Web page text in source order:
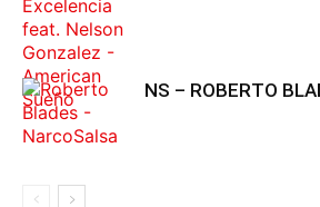
NS – ROBERTO